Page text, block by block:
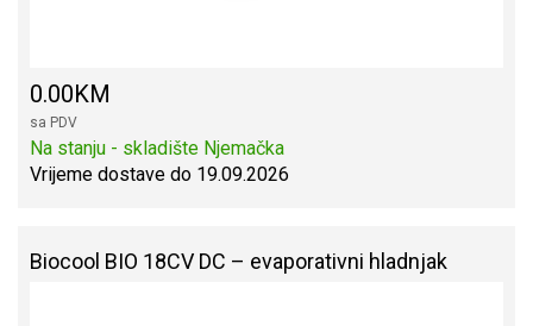
0.00KM
sa PDV
Na stanju - skladište Njemačka
Vrijeme dostave do 19.09.2026
Biocool BIO 18CV DC – evaporativni hladnjak